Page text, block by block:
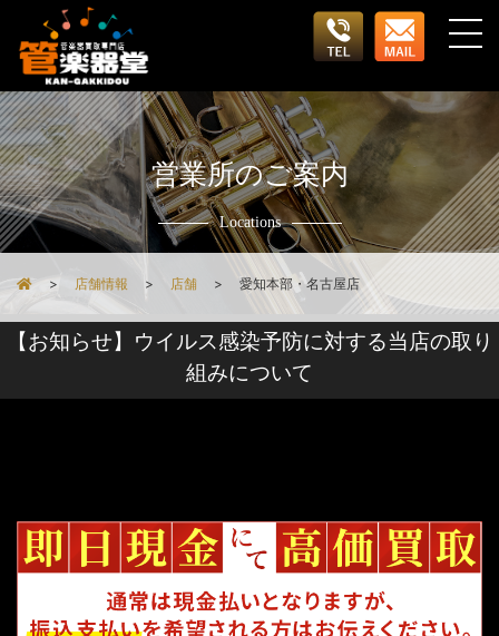
店舗情報 店舗 愛知本部・名古屋店
営業所のご案内
Locations
【お知らせ】ウイルス感染予防に対する当店の取り
組みについて